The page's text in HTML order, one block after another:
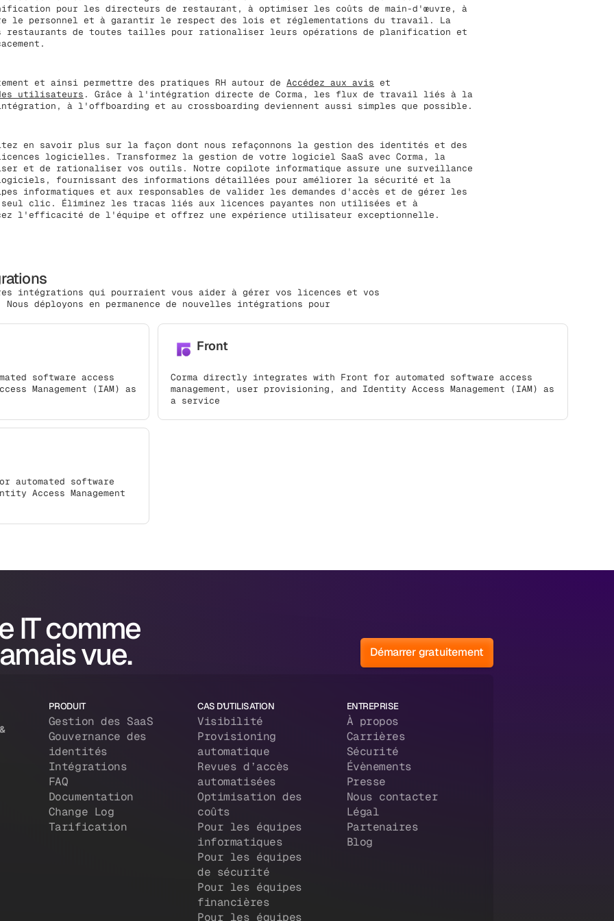
pour les directeurs de restaurant, à optimiser les coûts de main-d'œuvre, à
le personnel et à garantir le respect des lois et réglementations du travail. La
de toutes tailles pour rationaliser leurs opérations de planification et
et ainsi permettre des pratiques RH autour de Accédez aux avis et
des utilisateurs . Grâce à l'intégration directe de Corma, les flux de travail liés à la
à l'offboarding et au crossboarding deviennent aussi simples que possible.
en savoir plus sur la façon dont nous refaçonnons la gestion des identités et des
logicielles. Transformez la gestion de votre logiciel SaaS avec Corma, la
et de rationaliser vos outils. Notre copilote informatique assure une surveillance
fournissant des informations détaillées pour améliorer la sécurité et la
informatiques et aux responsables de valider les demandes d'accès et de gérer les
clic. Éliminez les tracas liés aux licences payantes non utilisées et à
l'efficacité de l'équipe et offrez une expérience utilisateur exceptionnelle.
intégrations qui pourraient vous aider à gérer vos licences et vos
déployons en permanence de nouvelles intégrations pour
software access
Management (IAM) as
Front
Corma directly integrates with Front for automated software access
management, user provisioning, and Identity Access Management (IAM) as
a service
automated software
Access Management
IT comme
vue. Démarrer gratuitement
PRODUIT
Gestion des SaaS
Gouvernance des
identités
Intégrations
FAQ
Documentation
Change Log
Tarification
CAS D'UTILISATION
Visibilité
Provisioning
automatique
Revues d’accès
automatisées
Optimisation des
coûts
Pour les équipes
informatiques
Pour les équipes
de sécurité
Pour les équipes
financières
Pour les équipes
ENTREPRISE
À propos
Carrières
Sécurité
Évènements
Presse
Nous contacter
Légal
Partenaires
Blog